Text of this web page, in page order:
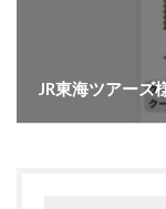
JR東海ツアーズ